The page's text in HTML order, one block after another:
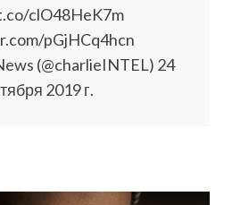
clO48HeK7m
pGjHCq4hcn
(@charlieINTEL) 24
2019 г.